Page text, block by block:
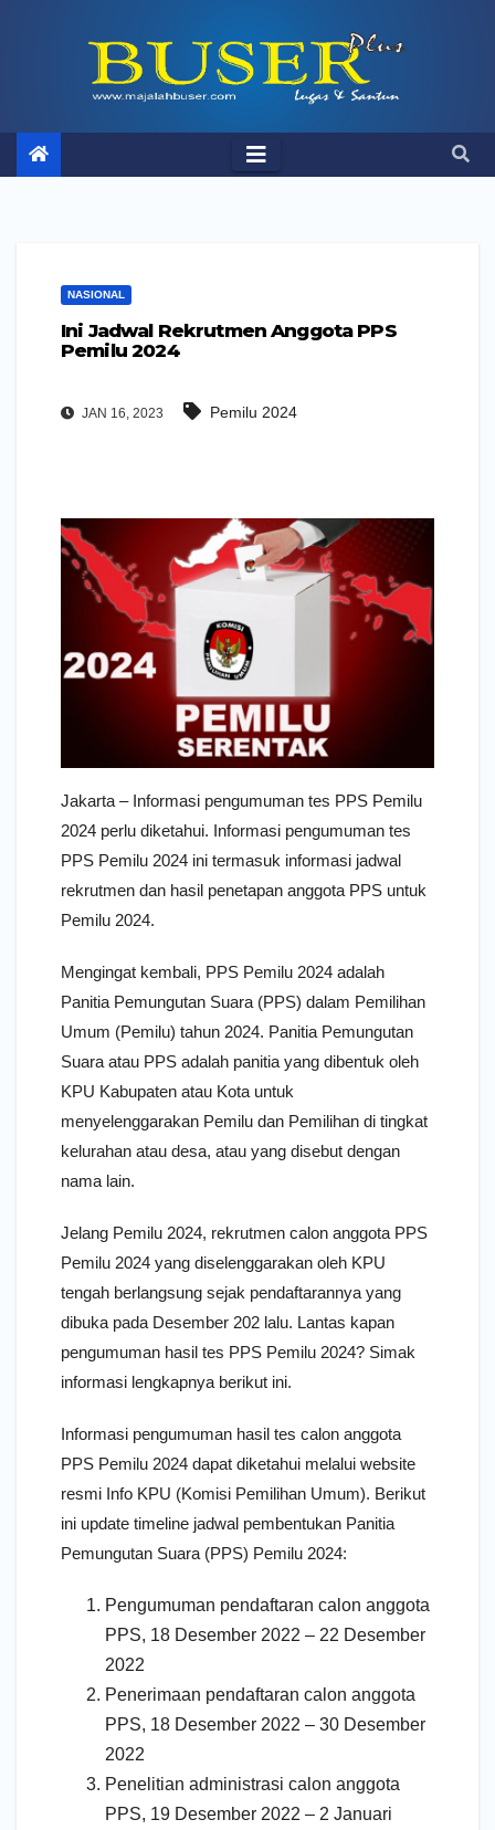
NASIONAL
Ini Jadwal Rekrutmen Anggota PPS
Pemilu 2024
JAN 16, 2023 Pemilu 2024
Jakarta – Informasi pengumuman tes PPS Pemilu
2024 perlu diketahui. Informasi pengumuman tes
PPS Pemilu 2024 ini termasuk informasi jadwal
rekrutmen dan hasil penetapan anggota PPS untuk
Pemilu 2024.
Mengingat kembali, PPS Pemilu 2024 adalah
Panitia Pemungutan Suara (PPS) dalam Pemilihan
Umum (Pemilu) tahun 2024. Panitia Pemungutan
Suara atau PPS adalah panitia yang dibentuk oleh
KPU Kabupaten atau Kota untuk
menyelenggarakan Pemilu dan Pemilihan di tingkat
kelurahan atau desa, atau yang disebut dengan
nama lain.
Jelang Pemilu 2024, rekrutmen calon anggota PPS
Pemilu 2024 yang diselenggarakan oleh KPU
tengah berlangsung sejak pendaftarannya yang
dibuka pada Desember 202 lalu. Lantas kapan
pengumuman hasil tes PPS Pemilu 2024? Simak
informasi lengkapnya berikut ini.
Informasi pengumuman hasil tes calon anggota
PPS Pemilu 2024 dapat diketahui melalui website
resmi Info KPU (Komisi Pemilihan Umum). Berikut
ini update timeline jadwal pembentukan Panitia
Pemungutan Suara (PPS) Pemilu 2024:
Pengumuman pendaftaran calon anggota
PPS, 18 Desember 2022 – 22 Desember
2022
Penerimaan pendaftaran calon anggota
PPS, 18 Desember 2022 – 30 Desember
2022
Penelitian administrasi calon anggota
PPS, 19 Desember 2022 – 2 Januari